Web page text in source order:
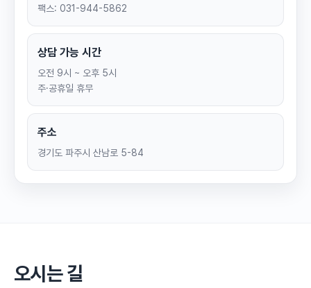
팩스: 031-944-5862
상담 가능 시간
오전 9시 ~ 오후 5시
주·공휴일 휴무
주소
경기도 파주시 산남로 5-84
오시는 길